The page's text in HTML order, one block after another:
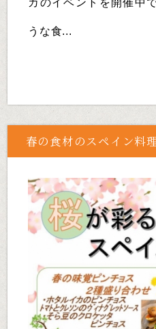
うな食...
春の食材のスペイン料